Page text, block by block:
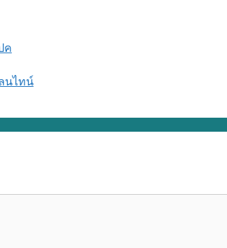
ค
นไทน์